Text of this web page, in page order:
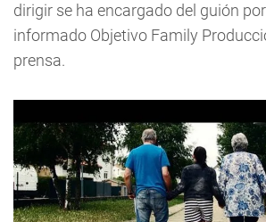
dirigir se ha encargado del guión
informado Objetivo Family
prensa.